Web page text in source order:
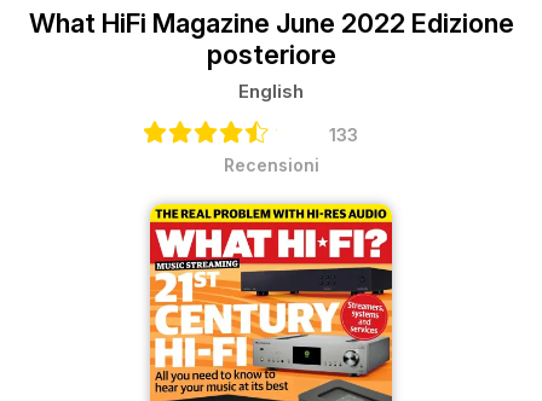
What HiFi Magazine June 2022 Edizione
posteriore
English
133
Recensioni